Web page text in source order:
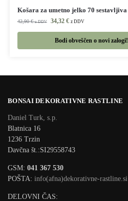
Košara za umetno jelko 70 sestavljiva
42,90€ z DDV 34,32 € z DDV
Bodi obveščen o novi zalogi!
BONSAI DEKORATIVNE RASTLINE
Daniel Turk, s.p.
Blatnica 16
1236 Trzin
Davčna št.:SI29558743
GSM: 041 367 530
POŠTA: info(afna)dekorativne-rastline.si
DELOVNI ČAS: